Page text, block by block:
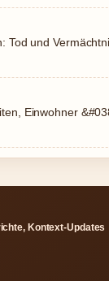
Tod und
Einwohner
Kontext-Updates